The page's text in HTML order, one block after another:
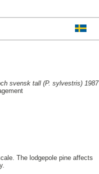
svensk tall (P. sylvestris) 1987
The lodgepole pine affects